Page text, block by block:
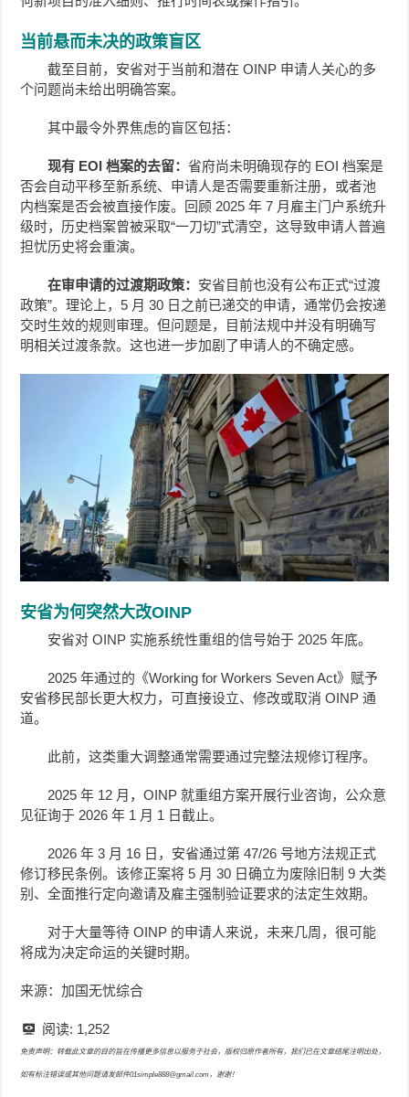
当前悬而未决的政策盲区
截至目前，安省对于当前和潜在 OINP 申请人关心的多
个问题尚未给出明确答案。
其中最令外界焦虑的盲区包括：
现有 EOI 档案的去留：省府尚未明确现存的 EOI 档案是
否会自动平移至新系统、申请人是否需要重新注册，或者池
内档案是否会被直接作废。回顾 2025 年 7 月雇主门户系统升
级时，历史档案曾被采取“一刀切”式清空，这导致申请人普遍
担忧历史将会重演。
在审申请的过渡期政策： 安省目前也没有公布正式“过渡
政策”。理论上，5 月 30 日之前已递交的申请，通常仍会按递
交时生效的规则审理。但问题是，目前法规中并没有明确写
明相关过渡条款。这也进一步加剧了申请人的不确定感。
安省为何突然大改OINP
安省对 OINP 实施系统性重组的信号始于 2025 年底。
2025 年通过的《Working for Workers Seven Act》赋予
安省移民部长更大权力，可直接设立、修改或取消 OINP 通
道。
此前，这类重大调整通常需要通过完整法规修订程序。
2025 年 12 月，OINP 就重组方案开展行业咨询，公众意
见征询于 2026 年 1 月 1 日截止。
2026 年 3 月 16 日，安省通过第 47/26 号地方法规正式
修订移民条例。该修正案将 5 月 30 日确立为废除旧制 9 大类
别、全面推行定向邀请及雇主强制验证要求的法定生效期。
对于大量等待 OINP 的申请人来说，未来几周，很可能
将成为决定命运的关键时期。
来源：加国无忧综合
阅读: 1,252
免责声明：转载此文章的目的旨在传播更多信息以服务于社会，版权归原作者所有，我们已在文章结尾注明出处，
如有标注错误或其他问题请发邮件01simple888@gmail.com，谢谢！